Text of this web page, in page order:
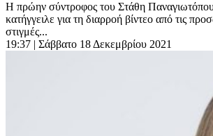
Η πρώην σύντροφος του Στάθη
κατήγγειλε για τη διαρροή βίντεο από τις
στιγμές...
19:37 | Σάββατο 18 Δεκεμβρίου 2021